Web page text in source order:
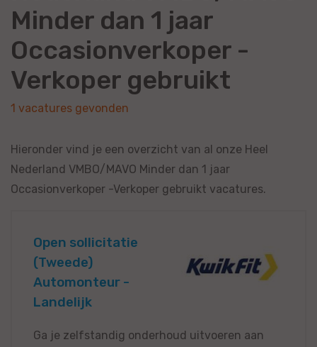
Minder dan 1 jaar
Occasionverkoper -
Verkoper gebruikt
1 vacatures gevonden
Hieronder vind je een overzicht van al onze Heel
Nederland VMBO/MAVO Minder dan 1 jaar
Occasionverkoper -Verkoper gebruikt vacatures.
Open sollicitatie
(Tweede)
Automonteur -
Landelijk
Ga je zelfstandig onderhoud uitvoeren aan